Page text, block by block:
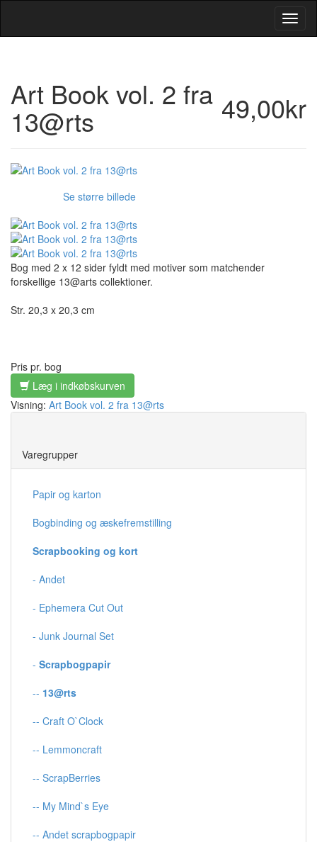
49,00kr
Art Book vol. 2 fra
13@rts
Se større billede
Bog med 2 x 12 sider fyldt med motiver som matchender
forskellige 13@arts collektioner.
Str. 20,3 x 20,3 cm
Pris pr. bog
Læg i indkøbskurven
Visning: Art Book vol. 2 fra 13@rts
Varegrupper
Papir og karton
Bogbinding og æskefremstilling
Scrapbooking og kort
- Andet
- Ephemera Cut Out
- Junk Journal Set
- Scrapbogpapir
-- 13@rts
-- Craft O`Clock
-- Lemmoncraft
-- ScrapBerries
-- My Mind`s Eye
-- Andet scrapbogpapir